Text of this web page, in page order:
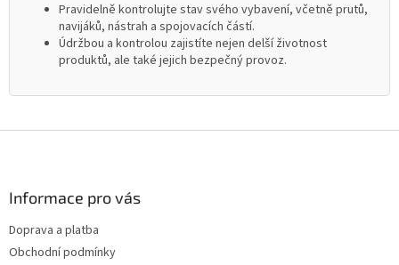
Pravidelně kontrolujte stav svého vybavení, včetně prutů,
navijáků, nástrah a spojovacích částí.
Údržbou a kontrolou zajistíte nejen delší životnost
produktů, ale také jejich bezpečný provoz.
Informace pro vás
Doprava a platba
Obchodní podmínky